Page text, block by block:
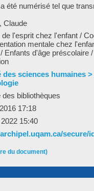
été numérisé tel que
Claude
de l'esprit chez l'enfant /
mentale chez
Enfants d'âge préscolaire
des sciences humaines
des bibliothèques
17:18
15:40
secure/
du document)